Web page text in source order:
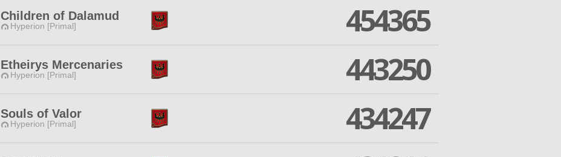
Children of Dalamud
Hyperion [Primal]
454365
Etheirys Mercenaries
Hyperion [Primal]
443250
Souls of Valor
Hyperion [Primal]
434247